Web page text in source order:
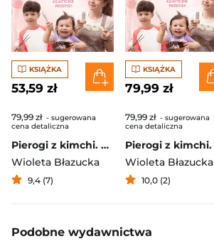
KSIĄŻKA
53,59 zł
79,99 zł - sugerowana
cena detaliczna
Pierogi z kimchi. Moje ulubione azjatyckie przepisy
Wioleta Błazucka
9,4 (7)
KSIĄŻKA
79,99 zł
79,99 zł - sugerowana
cena detaliczna
Wioleta Błazucka
10,0 (2)
Podobne wydawnictwa